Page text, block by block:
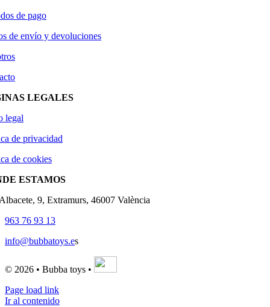
de pago
de envío y devoluciones
LEGALES
legal
de privacidad
de cookies
ESTAMOS
9, Extramurs, 46007 València
963 76 93 13
info@bubbatoys.es
© 2026 • Bubba toys •
Page load link
Ir al contenido